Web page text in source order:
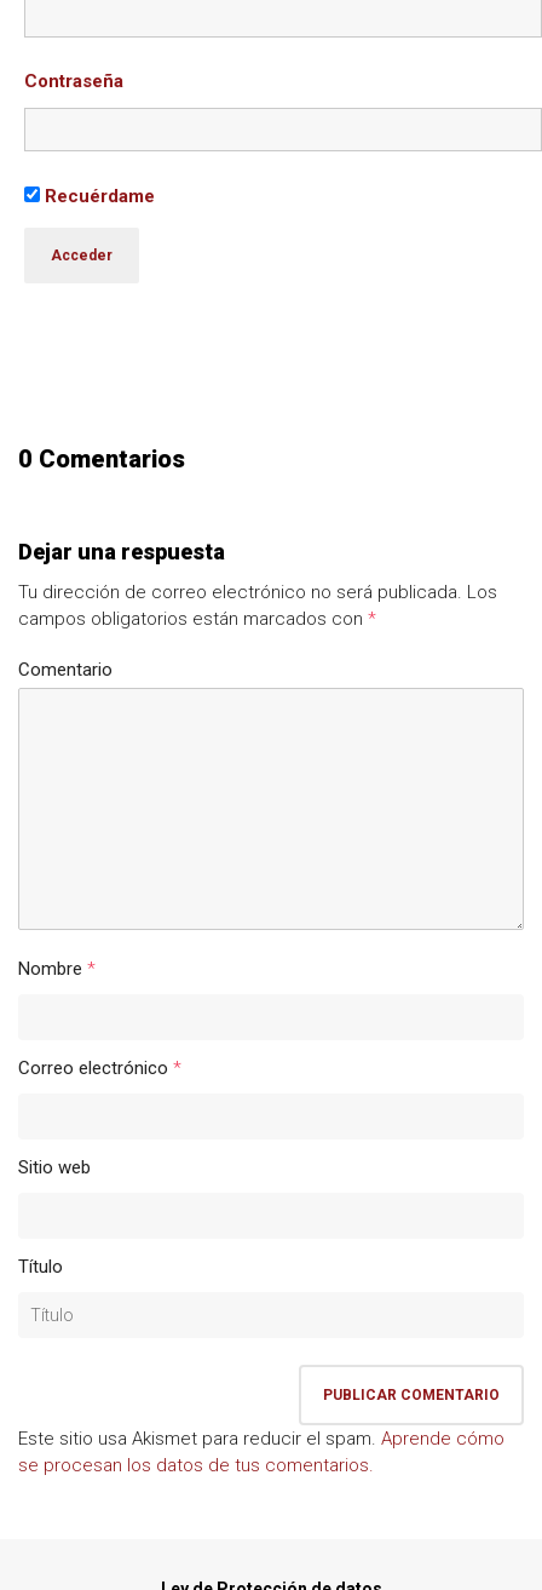
Contraseña
Recuérdame
0 Comentarios
Dejar una respuesta
Tu dirección de correo electrónico no será publicada. Los
campos obligatorios están marcados con *
Comentario
Nombre *
Correo electrónico *
Sitio web
Título
Este sitio usa Akismet para reducir el spam. Aprende cómo
se procesan los datos de tus comentarios.